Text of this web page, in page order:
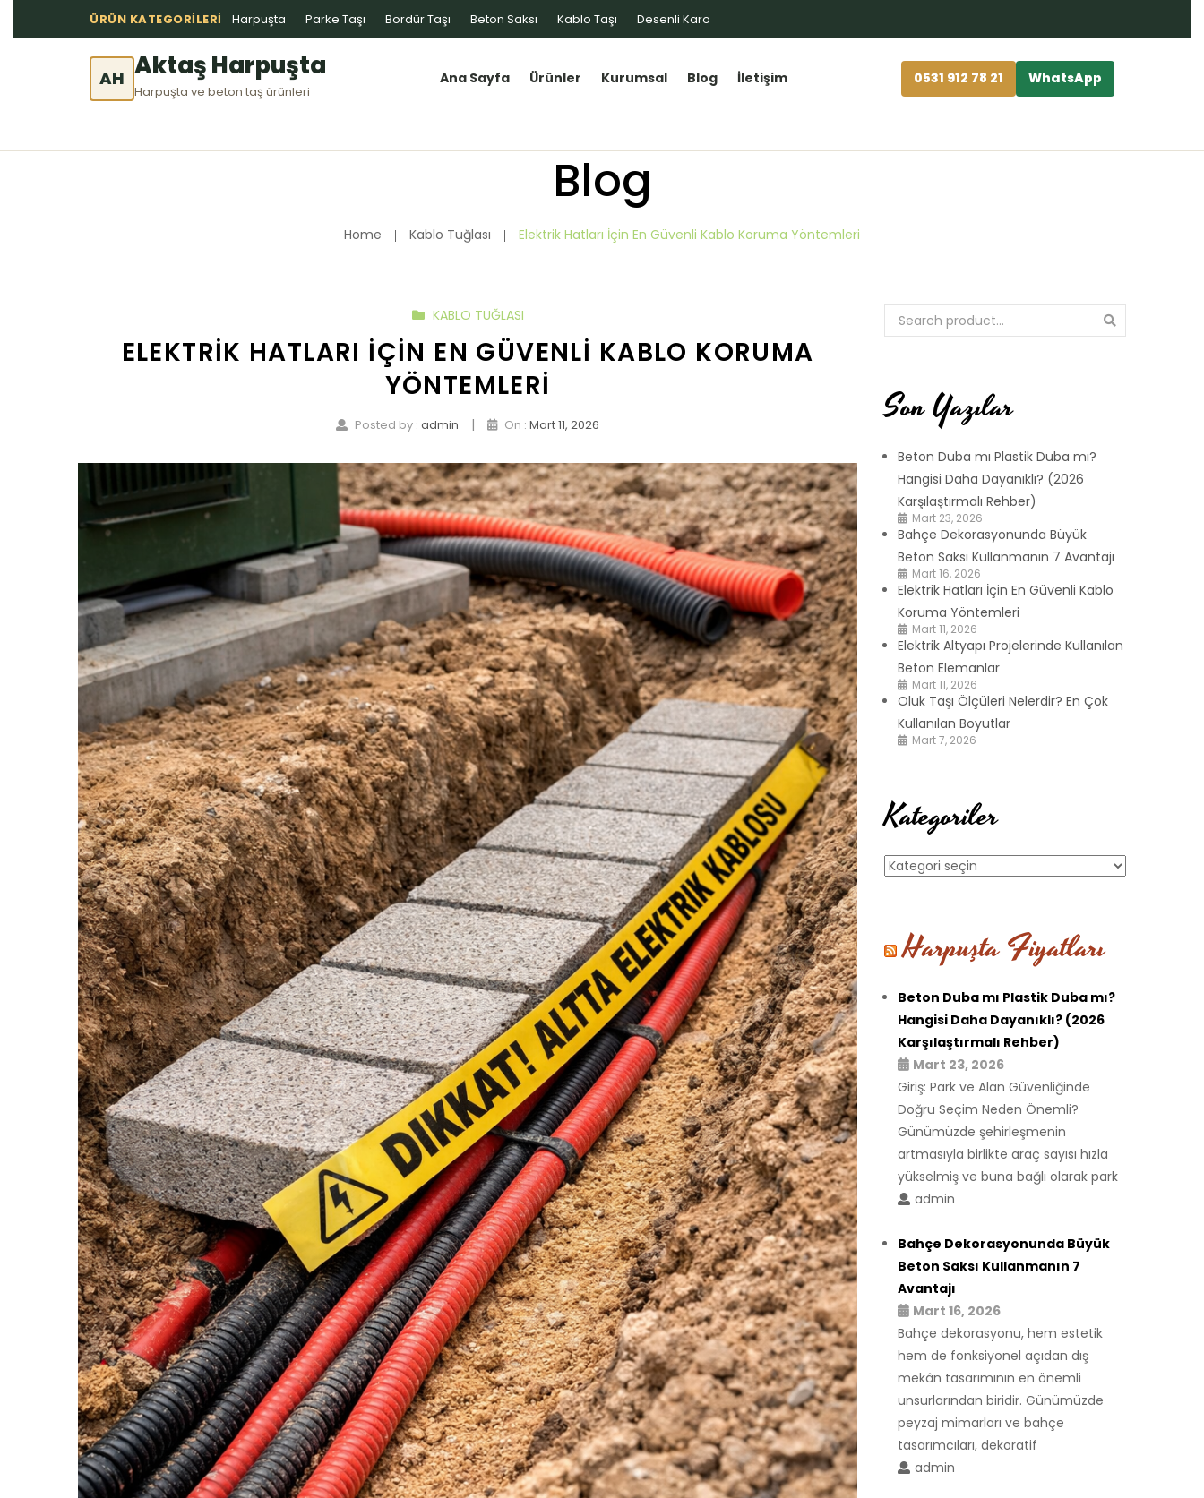
ÜRÜN KATEGORILERI Harpuşta Parke Taşı Bordür Taşı Beton Saksı Kablo Taşı Desenli Karo
AH Aktaş Harpuşta
Harpuşta ve beton taş ürünleri
Ana Sayfa Ürünler Kurumsal Blog İletişim 0531 912 78 21 WhatsApp
Blog
Home Kablo Tuğlası Elektrik Hatları İçin En Güvenli Kablo Koruma Yöntemleri
KABLO TUĞLASI
ELEKTRIK HATLARI İÇIN EN GÜVENLI KABLO KORUMA
YÖNTEMLERI
Posted by : admin | On : Mart 11, 2026 Son Yazılar
Beton Duba mı Plastik Duba mı?
Hangisi Daha Dayanıklı? (2026
Karşılaştırmalı Rehber)
Mart 23, 2026
Bahçe Dekorasyonunda Büyük
Beton Saksı Kullanmanın 7 Avantajı
Mart 16, 2026
Elektrik Hatları İçin En Güvenli Kablo
Koruma Yöntemleri
Mart 11, 2026
Elektrik Altyapı Projelerinde Kullanılan
Beton Elemanlar
Mart 11, 2026
Oluk Taşı Ölçüleri Nelerdir? En Çok
Kullanılan Boyutlar
Mart 7, 2026
Kategoriler
Kategoriler
Harpuşta Fiyatları
Beton Duba mı Plastik Duba mı?
Hangisi Daha Dayanıklı? (2026
Karşılaştırmalı Rehber)
Mart 23, 2026
Giriş: Park ve Alan Güvenliğinde
Doğru Seçim Neden Önemli?
Günümüzde şehirleşmenin
artmasıyla birlikte araç sayısı hızla
yükselmiş ve buna bağlı olarak park
admin
Bahçe Dekorasyonunda Büyük
Beton Saksı Kullanmanın 7
Avantajı
Mart 16, 2026
Bahçe dekorasyonu, hem estetik
hem de fonksiyonel açıdan dış
mekân tasarımının en önemli
unsurlarından biridir. Günümüzde
peyzaj mimarları ve bahçe
tasarımcıları, dekoratif
admin